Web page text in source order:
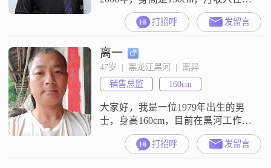
3000元以下，工作地在黑河，学历
是高中及以下##3002##我的特征有
稳重可靠，幽默风趣，外向健谈
##3002##我平时就是这样的状态，
没有什么特别复杂的情况##3002##
我在这里就是想通过介绍认识合适
的人，希望能遇到合得来的人
##3002##我性格
打招呼 发留言
离一
47岁  |  黑龙江黑河  |  离异
销售总监
160cm
大家好，我是一位1979年出生的男
士，身高160cm，目前在黑河工作。
我的月收入在3001到5000元之间，
学历是中专。我性格稳重可靠，注
重健康养生，生活中总是保持着成
打招呼 发留言